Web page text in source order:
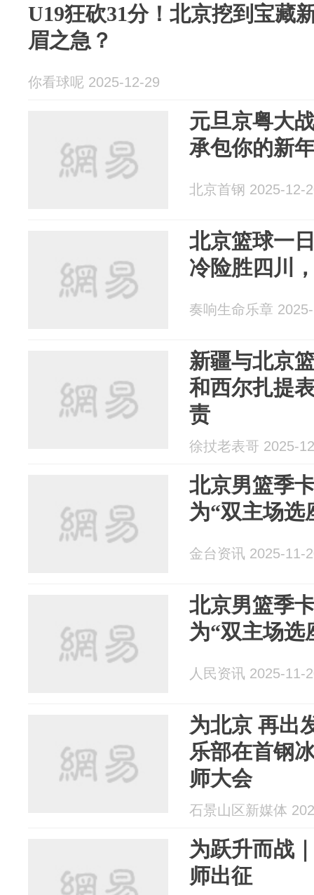
U19狂砍31分！北京挖到宝藏
眉之急？
你看球呢 2025-12-29
元旦京粤大
承包你的新
北京首钢 2025-12-
北京篮球一
冷险胜四川
奏响生命乐章
新疆与北京
和西尔扎提
责
徐扙老表哥 2025-
北京男篮季
为“双主场选
金台资讯 2025-11-
北京男篮季
为“双主场选
人民资讯 2025-11-
为北京 再出
乐部在首钢
师大会
石景山区新媒体
为跃升而战
师出征